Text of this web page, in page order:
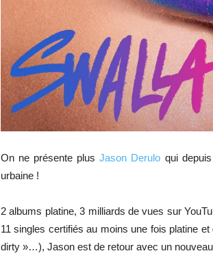
On ne présente plusJason Derulo qui
urbaine !
2 albums platine, 3 milliards de vues sur
11 singles certifiés au moins une fois platine
dirty »…), Jason est de retour avec un